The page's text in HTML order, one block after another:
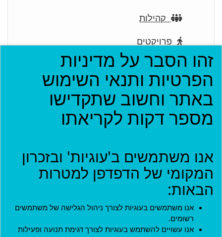
זהו הסבר על מדיניות
הפרטיות ותנאי השימוש
באתר וחשוב שתקדישו
מספר דקות לקריאתו
אנו משתמשים ב'עוגיות' ובזכרון
המקומי של הדפדפן למטרות
הבאות:
אנו משתמשים בעוגיות לצורך ניהול הגלישה של משתמשים
רשומים.
אנו עשויים להשתמש בעוגיות לצורך דגימת תנועה ופעילות
קהילות
פרויקטים
ארגונים
בתי עסק
כניסה
שם משתמש
שם המשתמש שהוגדר בעת הרישום לאתר.